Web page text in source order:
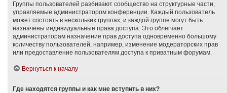
Группы пользователей разбивают сообщество на структурные части,
управляемые администратором конференции. Каждый пользователь
может состоять в нескольких группах, и каждой группе могут быть
назначены индивидуальные права доступа. Это облегчает
администраторам назначение прав доступа одновременно большому
количеству пользователей, например, изменение модераторских прав
или предоставление пользователям доступа к приватным форумам.
Вернуться к началу
Где находятся группы и как мне вступить в них?